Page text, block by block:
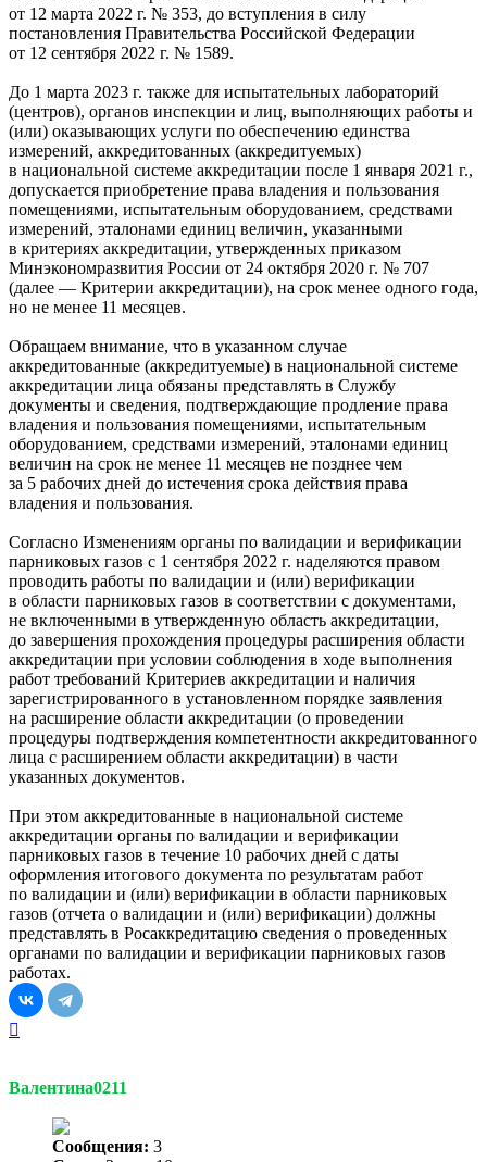
от 12 марта 2022 г. № 353, до вступления в силу
постановления Правительства Российской Федерации
от 12 сентября 2022 г. № 1589.
До 1 марта 2023 г. также для испытательных лабораторий
(центров), органов инспекции и лиц, выполняющих работы и
(или) оказывающих услуги по обеспечению единства
измерений, аккредитованных (аккредитуемых)
в национальной системе аккредитации после 1 января 2021 г.,
допускается приобретение права владения и пользования
помещениями, испытательным оборудованием, средствами
измерений, эталонами единиц величин, указанными
в критериях аккредитации, утвержденных приказом
Минэкономразвития России от 24 октября 2020 г. № 707
(далее — Критерии аккредитации), на срок менее одного года,
но не менее 11 месяцев.
Обращаем внимание, что в указанном случае
аккредитованные (аккредитуемые) в национальной системе
аккредитации лица обязаны представлять в Службу
документы и сведения, подтверждающие продление права
владения и пользования помещениями, испытательным
оборудованием, средствами измерений, эталонами единиц
величин на срок не менее 11 месяцев не позднее чем
за 5 рабочих дней до истечения срока действия права
владения и пользования.
Согласно Изменениям органы по валидации и верификации
парниковых газов с 1 сентября 2022 г. наделяются правом
проводить работы по валидации и (или) верификации
в области парниковых газов в соответствии с документами,
не включенными в утвержденную область аккредитации,
до завершения прохождения процедуры расширения области
аккредитации при условии соблюдения в ходе выполнения
работ требований Критериев аккредитации и наличия
зарегистрированного в установленном порядке заявления
на расширение области аккредитации (о проведении
процедуры подтверждения компетентности аккредитованного
лица с расширением области аккредитации) в части
указанных документов.
При этом аккредитованные в национальной системе
аккредитации органы по валидации и верификации
парниковых газов в течение 10 рабочих дней с даты
оформления итогового документа по результатам работ
по валидации и (или) верификации в области парниковых
газов (отчета о валидации и (или) верификации) должны
представлять в Росаккредитацию сведения о проведенных
органами по валидации и верификации парниковых газов
работах.
Валентина0211
Сообщения: 3